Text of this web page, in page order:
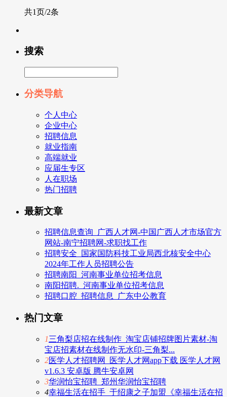
共1页/2条
搜索
分类导航
个人中心
企业中心
招聘信息
就业指南
高端就业
应届生专区
人在职场
热门招聘
最新文章
招聘信息查询_广西人才网-中国广西人才市场官方
网站-南宁招聘网-求职找工作
招聘安全_国家国防科技工业局西北核安全中心
2024年工作人员招聘公告
招聘南阳_河南事业单位招考信息
南阳招聘._河南事业单位招考信息
招聘口腔_招聘信息_广东中公教育
热门文章
1三角梨店招在线制作_淘宝店铺招牌图片素材-淘
宝店招素材在线制作无水印-三角梨...
2医学人才招聘网_医学人才网app下载 医学人才网
v1.6.3 安卓版 腾牛安卓网
3华润怡宝招聘_郑州华润怡宝招聘
4幸福生活在招手_于绍康之子加盟《幸福生活在招